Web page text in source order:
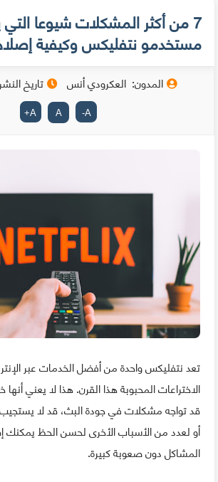
7 من أكثر المشكلات شيوعا التي
مستخدمو نتفليكس وكيفية
المدون: العكرودي أنس تاريخ
A
-
A
A
+
تعد نتفليكس واحدة من أفضل الخدمات عبر
الاختراعات المحبوبة هذا القرن. هذا لا يعني
قد تواجه مشكلات في جودة البث، قد لا
أو لعدد من الأسباب الأخرى لحسن الحظ
المشاكل دون صعوبة كبيرة.